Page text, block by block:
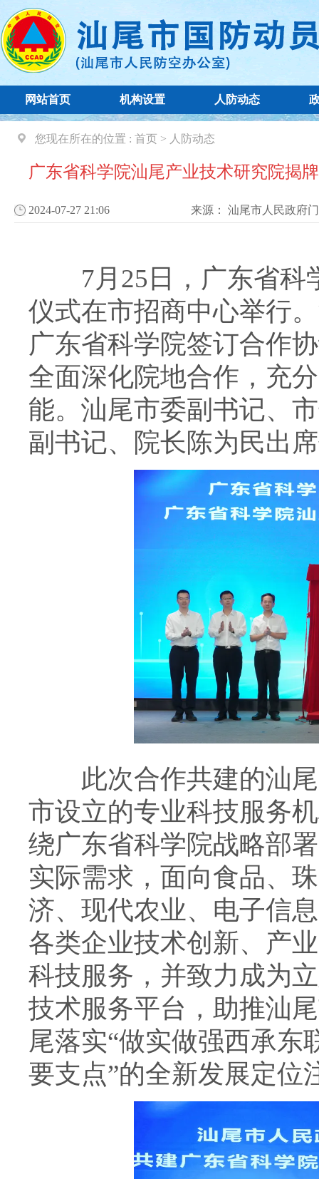
网站首页 机构设置 人防动态
您现在所在的位置 : 首页 > 人防动态
广东省科学院汕尾产业技术研究院揭
2024-07-27 21:06 来源： 汕尾市人民政府
7月25日，广东省科
仪式在市招商中心举行
广东省科学院签订合作
全面深化院地合作，充
能。汕尾市委副书记、
副书记、院长陈为民出
此次合作共建的汕尾
市设立的专业科技服务
绕广东省科学院战略部
实际需求，面向食品、
济、现代农业、电子信
各类企业技术创新、产
科技服务，并致力成为
技术服务平台，助推汕
尾落实“做实做强西承东
要支点”的全新发展定位